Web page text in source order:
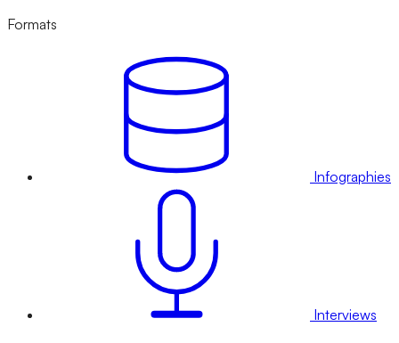
Formats
Infographies
Interviews